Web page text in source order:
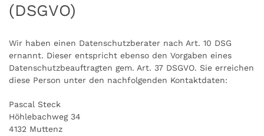
(DSGVO)
Wir haben einen Datenschutzberater nach Art. 10 DSG
ernannt. Dieser entspricht ebenso den Vorgaben eines
Datenschutzbeauftragten gem. Art. 37 DSGVO. Sie erreichen
diese Person unter den nachfolgenden Kontaktdaten:
Pascal Steck
Höhlebachweg 34
4132 Muttenz